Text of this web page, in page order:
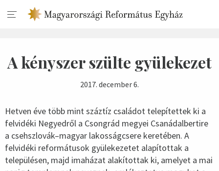
A kényszer szülte gyülekezet
2017. december 6.
Hetven éve több mint száztíz családot telepítettek ki a
felvidéki Negyedről a Csongrád megyei Csanádalbertire
a csehszlovák–magyar lakosságcsere keretében. A
felvidéki reformátusok gyülekezetet alapítottak a
településen, majd imaházat alakítottak ki, amelyet a mai